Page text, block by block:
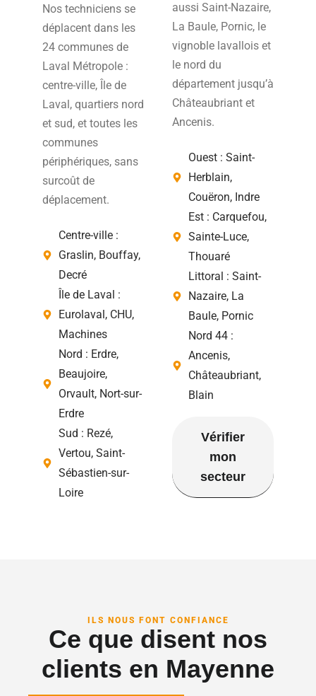
Nos techniciens se
déplacent dans les
24 communes de
Laval Métropole :
centre-ville, Île de
Laval, quartiers nord
et sud, et toutes les
communes
périphériques, sans
surcoût de
déplacement.
Centre-ville :
Graslin, Bouffay,
Decré
Île de Laval :
Eurolaval, CHU,
Machines
Nord : Erdre,
Beaujoire,
Orvault, Nort-sur-
Erdre
Sud : Rezé,
Vertou, Saint-
Sébastien-sur-
Loire
aussi Saint-Nazaire,
La Baule, Pornic, le
vignoble lavallois et
le nord du
département jusqu’à
Châteaubriant et
Ancenis.
Ouest : Saint-
Herblain,
Couëron, Indre
Est : Carquefou,
Sainte-Luce,
Thouaré
Littoral : Saint-
Nazaire, La
Baule, Pornic
Nord 44 :
Ancenis,
Châteaubriant,
Blain
Vérifier
mon
secteur
ILS NOUS FONT CONFIANCE
Ce que disent nos
clients en Mayenne